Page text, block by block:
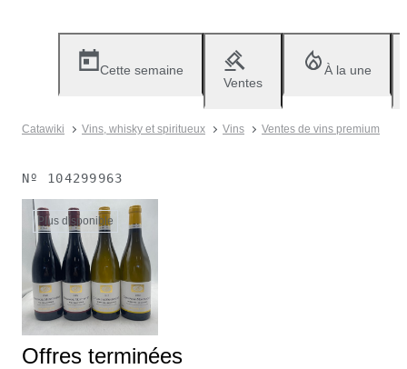
Cette semaine
Ventes
À la une
Catawiki Vins, whisky et spiritueux Vins Ventes de vins premium
Nº 104299963
Plus disponible
Offres terminées